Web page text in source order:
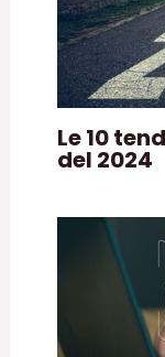
Le 10
del 2024